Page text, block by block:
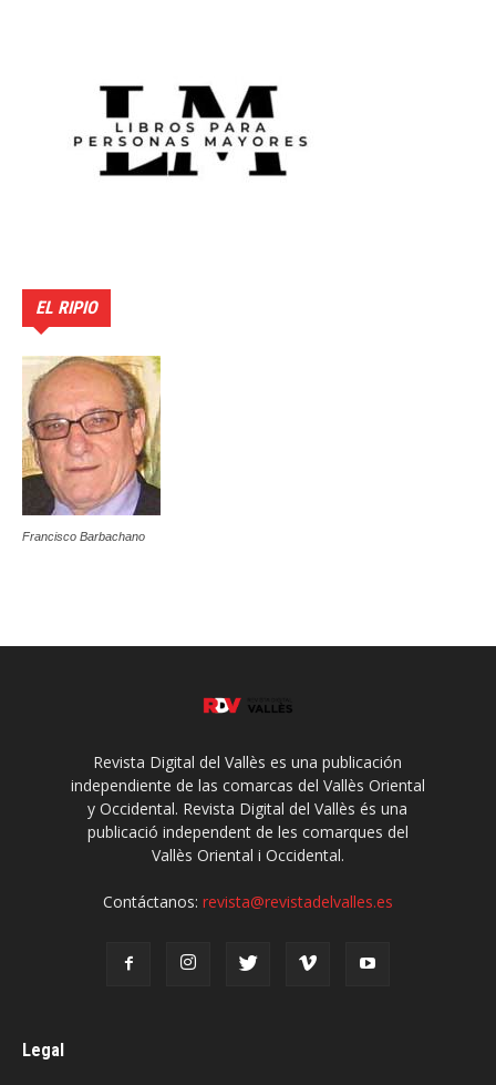
EL RIPIO
Francisco Barbachano
Revista Digital del Vallès es una publicación
independiente de las comarcas del Vallès Oriental
y Occidental. Revista Digital del Vallès és una
publicació independent de les comarques del
Vallès Oriental i Occidental.
Contáctanos: revista@revistadelvalles.es
Legal